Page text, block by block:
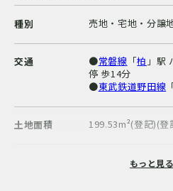
種別 売地・宅地・分譲
交通 ●常磐線 「柏 」駅
停 歩14分
●東武鉄道野田線
土地面積 199.53m²(登記)(登
もっと見る